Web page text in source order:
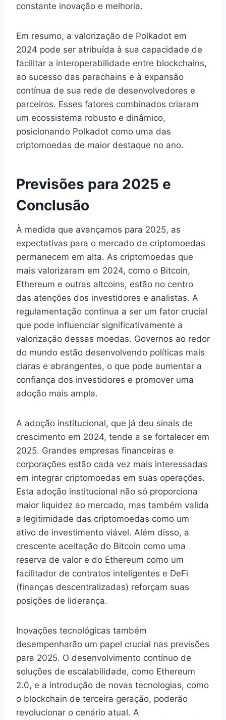
constante inovação e melhoria.
Em resumo, a valorização de Polkadot em
2024 pode ser atribuída à sua capacidade de
facilitar a interoperabilidade entre blockchains,
ao sucesso das parachains e à expansão
contínua de sua rede de desenvolvedores e
parceiros. Esses fatores combinados criaram
um ecossistema robusto e dinâmico,
posicionando Polkadot como uma das
criptomoedas de maior destaque no ano.
Previsões para 2025 e
Conclusão
À medida que avançamos para 2025, as
expectativas para o mercado de criptomoedas
permanecem em alta. As criptomoedas que
mais valorizaram em 2024, como o Bitcoin,
Ethereum e outras altcoins, estão no centro
das atenções dos investidores e analistas. A
regulamentação continua a ser um fator crucial
que pode influenciar significativamente a
valorização dessas moedas. Governos ao redor
do mundo estão desenvolvendo políticas mais
claras e abrangentes, o que pode aumentar a
confiança dos investidores e promover uma
adoção mais ampla.
A adoção institucional, que já deu sinais de
crescimento em 2024, tende a se fortalecer em
2025. Grandes empresas financeiras e
corporações estão cada vez mais interessadas
em integrar criptomoedas em suas operações.
Esta adoção institucional não só proporciona
maior liquidez ao mercado, mas também valida
a legitimidade das criptomoedas como um
ativo de investimento viável. Além disso, a
crescente aceitação do Bitcoin como uma
reserva de valor e do Ethereum como um
facilitador de contratos inteligentes e DeFi
(finanças descentralizadas) reforçam suas
posições de liderança.
Inovações tecnológicas também
desempenharão um papel crucial nas previsões
para 2025. O desenvolvimento contínuo de
soluções de escalabilidade, como Ethereum
2.0, e a introdução de novas tecnologias, como
o blockchain de terceira geração, poderão
revolucionar o cenário atual. A